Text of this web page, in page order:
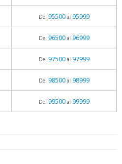
Del 95500al 95999
Del 96500al 96999
Del 97500al 97999
Del 98500al 98999
Del 99500al 99999